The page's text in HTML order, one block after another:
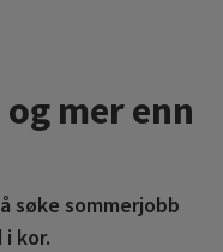
mer enn
søke sommerjobb
i kor.